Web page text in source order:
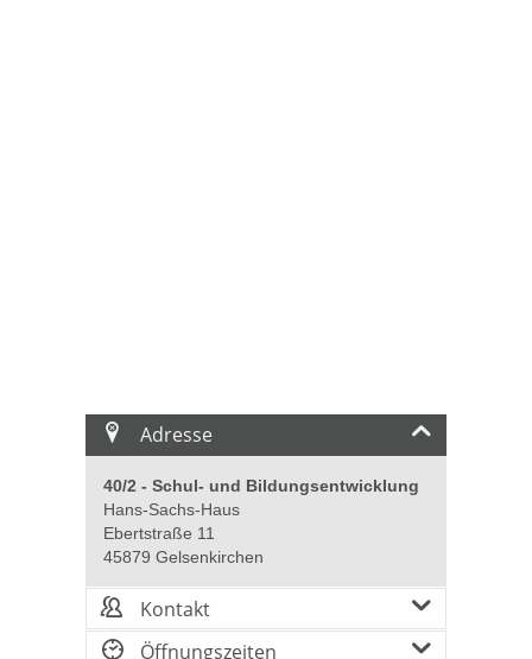
Adresse
40/2 - Schul- und Bildungsentwicklung
Hans-Sachs-Haus
Ebertstraße 11
45879 Gelsenkirchen
Kontakt
Öffnungszeiten